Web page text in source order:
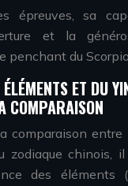
épreuves, sa
et la
penchant du
ÉLÉMENTS ET DU
COMPARAISON
comparaison entre
zodiaque chinois,
des éléments